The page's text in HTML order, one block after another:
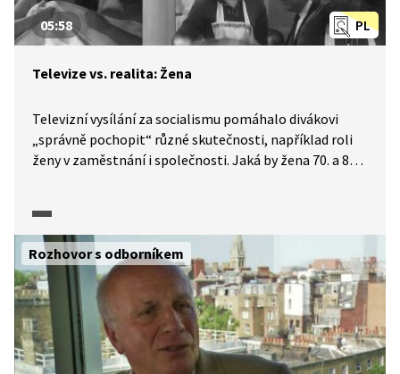
PL
05:58
Televize vs. realita: Žena
Televizní vysílání za socialismu pomáhalo divákovi
„správně pochopit“ různé skutečnosti, například roli
ženy v zaměstnání i společnosti. Jaká by žena 70. a 80.
věnuje dokumentární seriál TeleRevize.
Rozhovor s odborníkem